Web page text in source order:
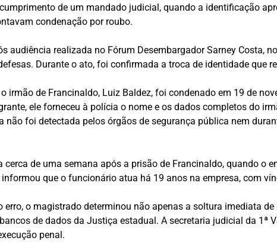
de um mandado judicial, quando a identificação
condenação por roubo.
audiência realizada no Fórum Desembargador Sarney Costa,
Durante o ato, foi confirmada a troca de identidade que
irmão de Francinaldo, Luiz Baldez, foi condenado em 19 de
ele forneceu à polícia o nome e os dados completos do
não foi detectada pelos órgãos de segurança pública nem
cerca de uma semana após a prisão de Francinaldo, quando o
que o funcionário atua há 19 anos na empresa, com
erro, o magistrado determinou não apenas a soltura imediata
de dados da Justiça estadual. A secretaria judicial da 1ª
penal.